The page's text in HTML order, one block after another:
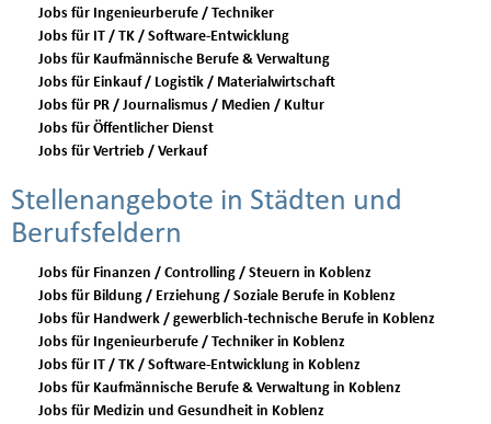
Jobs für Ingenieurberufe / Techniker
Jobs für IT / TK / Software-Entwicklung
Jobs für Kaufmännische Berufe & Verwaltung
Jobs für Einkauf / Logistik / Materialwirtschaft
Jobs für PR / Journalismus / Medien / Kultur
Jobs für Öffentlicher Dienst
Jobs für Vertrieb / Verkauf
Stellenangebote in Städten und
Berufsfeldern
Jobs für Finanzen / Controlling / Steuern in Koblenz
Jobs für Bildung / Erziehung / Soziale Berufe in Koblenz
Jobs für Handwerk / gewerblich-technische Berufe in Koblenz
Jobs für Ingenieurberufe / Techniker in Koblenz
Jobs für IT / TK / Software-Entwicklung in Koblenz
Jobs für Kaufmännische Berufe & Verwaltung in Koblenz
Jobs für Medizin und Gesundheit in Koblenz